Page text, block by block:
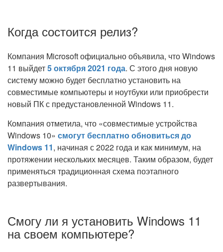
Когда состоится релиз?
Компания Microsoft официально объявила, что Windows
11 выйдет5 октября 2021 года. С этого дня новую
систему можно будет бесплатно установить на
совместимые компьютеры и ноутбуки или приобрести
новый ПК с предустановленной Windows 11.
Компания отметила, что «совместимые устройства
Windows 10» смогут бесплатно обновиться до
Windows 11, начиная с 2022 года и как минимум, на
протяжении нескольких месяцев. Таким образом, будет
применяться традиционная схема поэтапного
развертывания.
Смогу ли я установить Windows 11
на своем компьютере?